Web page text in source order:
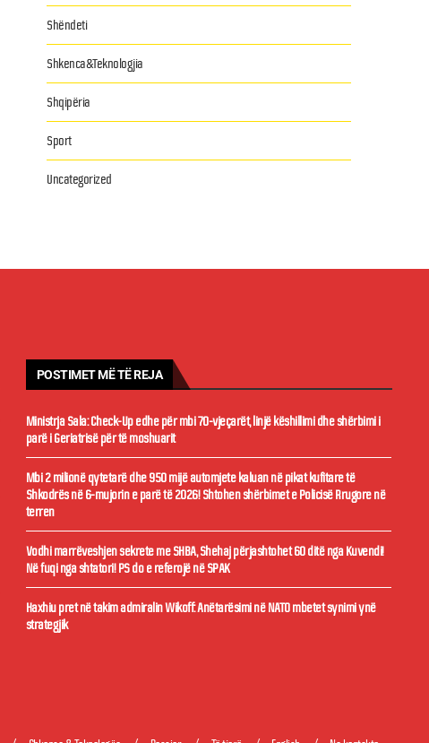
Shëndeti
Shkenca&Teknologjia
Shqipëria
Sport
Uncategorized
POSTIMET MË TË REJA
Ministrja Sala: Check-Up edhe për mbi 70-vjeçarët, linjë këshillimi dhe shërbimi i
parë i Geriatrisë për të moshuarit
Mbi 2 milionë qytetarë dhe 950 mijë automjete kaluan në pikat kufitare të
Shkodrës në 6-mujorin e parë të 2026! Shtohen shërbimet e Policisë Rrugore në
terren
Vodhi marrëveshjen sekrete me SHBA, Shehaj përjashtohet 60 ditë nga Kuvendi!
Në fuqi nga shtatori! PS do e referojë në SPAK
Haxhiu pret në takim admiralin Wikoff: Anëtarësimi në NATO mbetet synimi ynë
strategjik